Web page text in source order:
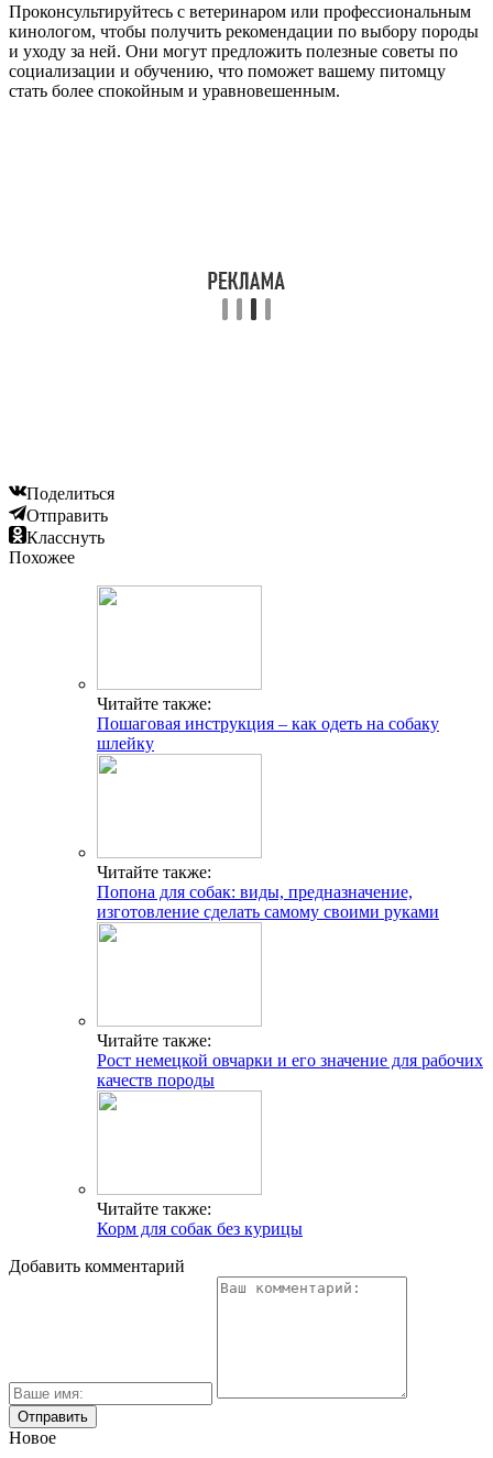
Проконсультируйтесь с ветеринаром или профессиональным
кинологом, чтобы получить рекомендации по выбору породы
и уходу за ней. Они могут предложить полезные советы по
социализации и обучению, что поможет вашему питомцу
стать более спокойным и уравновешенным.
Поделиться
Отправить
Класснуть
Похожее
Читайте также:
Пошаговая инструкция – как одеть на собаку
шлейку
Читайте также:
Попона для собак: виды, предназначение,
изготовление сделать самому своими руками
Читайте также:
Рост немецкой овчарки и его значение для рабочих
качеств породы
Читайте также:
Корм для собак без курицы
Добавить комментарий
Новое